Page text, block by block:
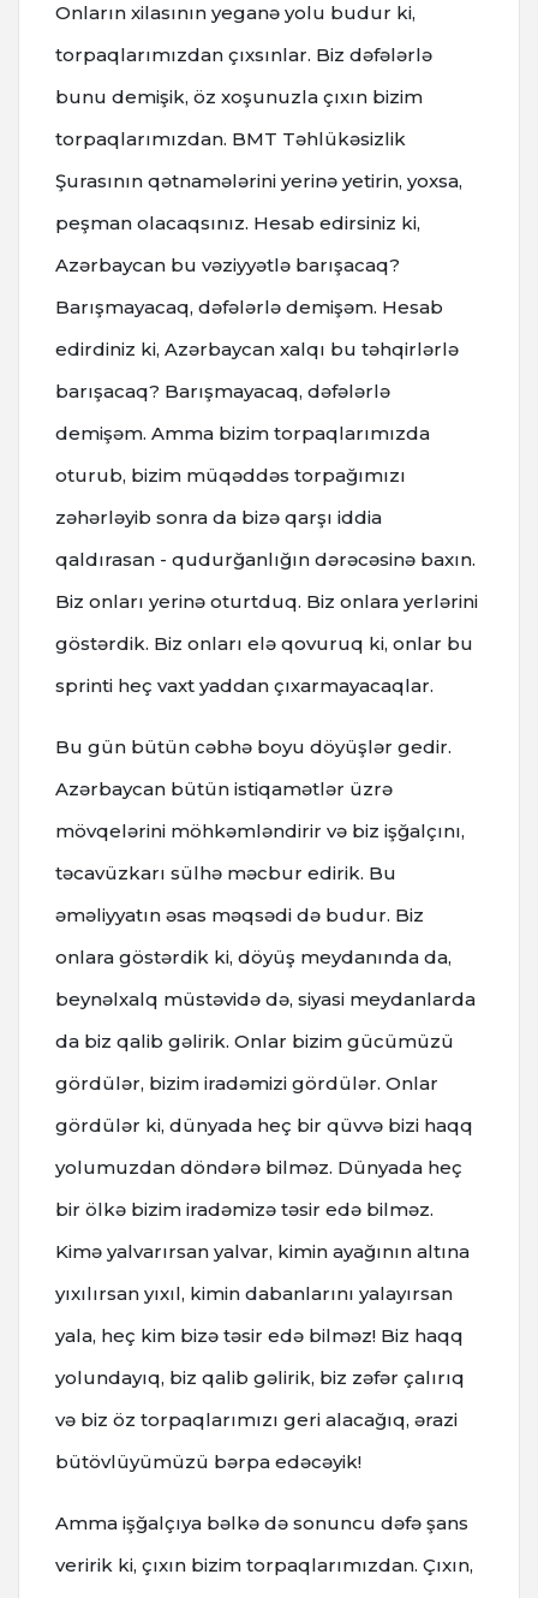
Onların xilasının yeganə yolu budur ki,
torpaqlarımızdan çıxsınlar. Biz dəfələrlə
bunu demişik, öz xoşunuzla çıxın bizim
torpaqlarımızdan. BMT Təhlükəsizlik
Şurasının qətnamələrini yerinə yetirin, yoxsa,
peşman olacaqsınız. Hesab edirsiniz ki,
Azərbaycan bu vəziyyətlə barışacaq?
Barışmayacaq, dəfələrlə demişəm. Hesab
edirdiniz ki, Azərbaycan xalqı bu təhqirlərlə
barışacaq? Barışmayacaq, dəfələrlə
demişəm. Amma bizim torpaqlarımızda
oturub, bizim müqəddəs torpağımızı
zəhərləyib sonra da bizə qarşı iddia
qaldırasan - qudurğanlığın dərəcəsinə baxın.
Biz onları yerinə oturtduq. Biz onlara yerlərini
göstərdik. Biz onları elə qovuruq ki, onlar bu
sprinti heç vaxt yaddan çıxarmayacaqlar.
Bu gün bütün cəbhə boyu döyüşlər gedir.
Azərbaycan bütün istiqamətlər üzrə
mövqelərini möhkəmləndirir və biz işğalçını,
təcavüzkarı sülhə məcbur edirik. Bu
əməliyyatın əsas məqsədi də budur. Biz
onlara göstərdik ki, döyüş meydanında da,
beynəlxalq müstəvidə də, siyasi meydanlarda
da biz qalib gəlirik. Onlar bizim gücümüzü
gördülər, bizim iradəmizi gördülər. Onlar
gördülər ki, dünyada heç bir qüvvə bizi haqq
yolumuzdan döndərə bilməz. Dünyada heç
bir ölkə bizim iradəmizə təsir edə bilməz.
Kimə yalvarırsan yalvar, kimin ayağının altına
yıxılırsan yıxıl, kimin dabanlarını yalayırsan
yala, heç kim bizə təsir edə bilməz! Biz haqq
yolundayıq, biz qalib gəlirik, biz zəfər çalırıq
və biz öz torpaqlarımızı geri alacağıq, ərazi
bütövlüyümüzü bərpa edəcəyik!
Amma işğalçıya bəlkə də sonuncu dəfə şans
veririk ki, çıxın bizim torpaqlarımızdan. Çıxın,